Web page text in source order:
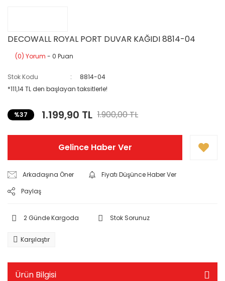
DECOWALL ROYAL PORT DUVAR KAĞIDI 8814-04
(0) Yorum - 0 Puan
Stok Kodu
8814-04
*111,14 TL den başlayan taksitlerle!
%37 1.199,90 TL 1.900,00 TL
Gelince Haber Ver
Arkadaşına Öner
Fiyatı Düşünce Haber Ver
Paylaş
2 Günde Kargoda Stok Sorunuz
Karşılaştır
Ürün Bilgisi